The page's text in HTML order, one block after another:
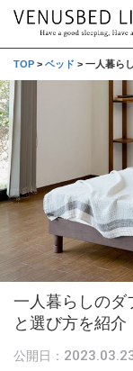
TOP > ベッド > 一人暮ら
一人暮らしのダ
と選び方を紹介
公開日：